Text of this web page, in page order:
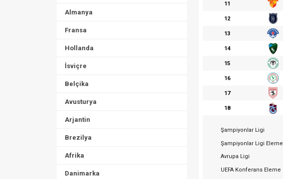
Almanya
Fransa
Hollanda
İsviçre
Belçika
Avusturya
Arjantin
Brezilya
Afrika
Danimarka
11
12
13
14
15
16
17
18
Şampiyonlar Ligi
Şampiyonlar Ligi Eleme
Avrupa Ligi
UEFA Konferans Eleme